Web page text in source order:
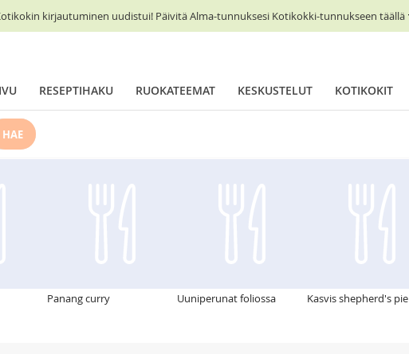
kirjautuminen uudistui! Päivitä Alma-tunnuksesi Kotikokki-tunnukseen täällä
RESEPTIHAKU RUOKATEEMAT KESKUSTELUT KOTIKOKIT
HAE
Panang curry Uuniperunat foliossa Kasvis shepherd's pie